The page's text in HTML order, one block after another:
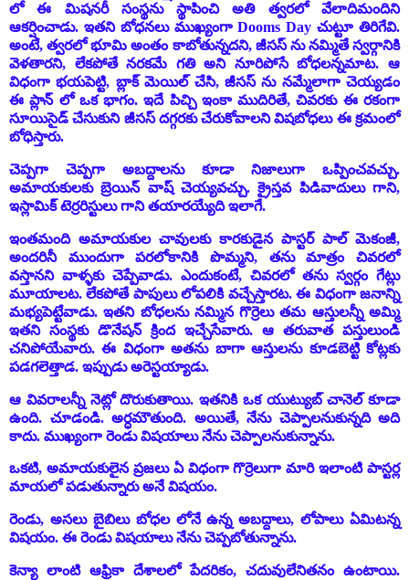
లో ఈ మిషనరీ సంస్థను స్థాపించి అతి త్వరలో వేలాదిమందిని
ఆకర్షించాడు. ఇతని బోధనలు ముఖ్యంగాDooms Dayచుట్టూ తిరిగేవి.
అంటే, త్వరలో భూమి అంతం కాబోతున్నదని, జీసస్ ను నమ్మితే స్వర్గానికి
వెళతారని, లేకపోతే నరకమే గతి అని నూరిపోసే బోధలన్నమాట. ఆ
విధంగా భయపెట్టి, బ్లాక్ మెయిల్ చేసి, జీసస్ ను నమ్మేలాగా చెయ్యడం
ఈ ప్లాన్ లో ఒక భాగం. ఇదే పిచ్చి ఇంకా ముదిరితే, చివరకు ఈ రకంగా
సూయిసైడ్ చేసుకుని జీసస్ దగ్గరకు చేరుకోవాలని విషబోధలు ఈ క్రమంలో
బోధిస్తారు.
చెప్పగా చెప్పగా అబద్దాలను కూడా నిజాలుగా ఒప్పించవచ్చు.
అమాయకులకు బ్రెయిన్ వాష్ చెయ్యవచ్చు. క్రైస్తవ పిడివాదులు గాని,
ఇస్లామిక్ టెర్రరిస్టులు గాని తయారయ్యేది ఇలాగే.
ఇంతమంది అమాయకుల చావులకు కారకుడైన పాస్టర్ పాల్ మెకంజీ,
అందరినీ ముందుగా పరలోకానికి పొమ్మని, తను మాత్రం చివరలో
వస్తానని వాళ్ళకు చెప్పేవాడు. ఎందుకంటే, చివరలో తను స్వర్గం గేట్లు
మూయాలట. లేకపోతే పాపులు లోపలికి వచ్చేస్తారట. ఈ విధంగా జనాన్ని
మభ్యపెట్టేవాడు. ఇతని బోధలను నమ్మిన గొర్రెలు తమ ఆస్తులన్నీ అమ్మి
ఇతని సంస్థకు డొనేషన్ క్రింద ఇచ్చేసేవారు. ఆ తరువాత పస్తులుండి
చనిపోయేవారు. ఈ విధంగా అతను బాగా ఆస్తులను కూడబెట్టి కోట్లకు
పడగలెత్తాడ. ఇప్పుడు అరెస్టయ్యాడు.
ఆ వివరాలన్నీ నెట్లో దొరుకుతాయి. ఇతనికి ఒక యుట్యుబ్ చానెల్ కూడా
ఉంది. చూడండి. అర్ధమౌతుంది. అయితే, నేను చెప్పాలనుకున్నది అది
కాదు. ముఖ్యంగా రెండు విషయాలు నేను చెప్పాలనుకున్నాను.
ఒకటి, అమాయకులైన ప్రజలు ఏ విధంగా గొర్రెలుగా మారి ఇలాంటి పాస్టర్ల
మాయలో పడుతున్నారు అనే విషయం.
రెండు, అసలు బైబిలు బోధల లోనే ఉన్న అబద్దాలు, లోపాలు ఏమిటన్న
విషయం. ఈ రెండు విషయాలు నేను చెప్పబోతున్నాను.
కెన్యా లాంటి ఆఫ్రికా దేశాలలో పేదరికం, చదువులేనితనం ఉంటాయి.